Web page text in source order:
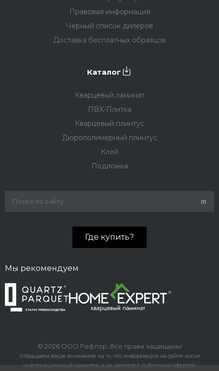
Правовая информация
Черный список дилеров
Доставка бесплатных образцов
Каталог
Кварцевый ламинат
ПВХ-Плитка
Кварцевый плинтус
Дюрополимерный плинтус
Клей
Подложка
Где купить?
Мы рекомендуем
© 2026 ООО Рефлор, Все права защищены
Обращаем ваше внимание на то, что информация на сайте носит
информационный характер и не является публичной офертой.